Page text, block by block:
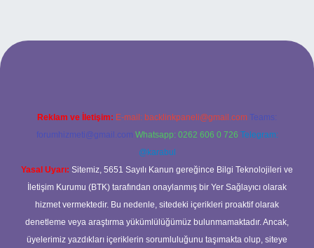
giriş
Reklam ve İletişim: E-mail: backlinkpaneli@gmail.com Teams:
forumhizmeti@gmail.com Whatsapp: 0262 606 0 726 Telegram:
@karabul
Yasal Uyarı: Sitemiz, 5651 Sayılı Kanun gereğince Bilgi Teknolojileri ve
İletişim Kurumu (BTK) tarafından onaylanmış bir Yer Sağlayıcı olarak
hizmet vermektedir. Bu nedenle, sitedeki içerikleri proaktif olarak
denetleme veya araştırma yükümlülüğümüz bulunmamaktadır. Ancak,
üyelerimiz yazdıkları içeriklerin sorumluluğunu taşımakta olup, siteye